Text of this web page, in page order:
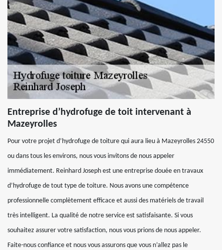
Entreprise d’hydrofuge de toit intervenant à
Mazeyrolles
Pour votre projet d’hydrofuge de toiture qui aura lieu à Mazeyrolles 24550
ou dans tous les environs, nous vous invitons de nous appeler
immédiatement. Reinhard Joseph est une entreprise douée en travaux
d’hydrofuge de tout type de toiture. Nous avons une compétence
professionnelle complètement efficace et aussi des matériels de travail
très intelligent. La qualité de notre service est satisfaisante. Si vous
souhaitez assurer votre satisfaction, nous vous prions de nous appeler.
Faite-nous confiance et nous vous assurons que vous n’allez pas le